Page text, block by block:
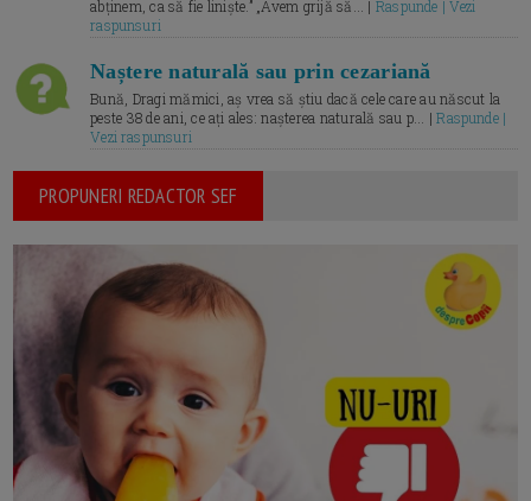
abținem, ca să fie liniște.” „Avem grijă să... | Raspunde | Vezi
raspunsuri
Naștere naturală sau prin cezariană
Bună, Dragi mămici, aș vrea să știu dacă cele care au născut la
peste 38 de ani, ce ați ales: nașterea naturală sau p... |Raspunde |
Vezi raspunsuri
PROPUNERI REDACTOR SEF